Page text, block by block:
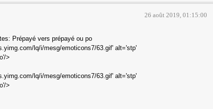
26 août 2019, 01:15:00
Prépayé vers prépayé ou po